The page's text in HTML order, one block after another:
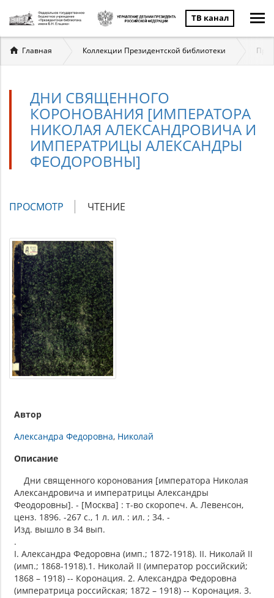
ТВ канал
Вы
здесь
Главная Коллекции Президентской библиотеки
ДНИ СВЯЩЕННОГО
КОРОНОВАНИЯ [ИМПЕРАТОРА
НИКОЛАЯ АЛЕКСАНДРОВИЧА И
ИМПЕРАТРИЦЫ АЛЕКСАНДРЫ
ФЕОДОРОВНЫ]
Главные
ПРОСМОТР (АКТИВНАЯ
ЧТЕНИЕ
Автор
Александра Федоровна Николай
Описание
Дни священного коронования [императора Николая
Александровича и императрицы Александры
Феодоровны]. - [Москва] : т-во скоропеч. А. Левенсон,
ценз. 1896. -267 с., 1 л. ил. : ил. ; 34. -
Изд. вышло в 34 вып.
.
I. Александра Федоровна (имп.; 1872-1918). II. Николай II
(имп.; 1868-1918).1. Николай II (император российский;
1868 – 1918) -- Коронация. 2. Александра Федоровна
(императрица российская; 1872 – 1918) -- Коронация. 3.